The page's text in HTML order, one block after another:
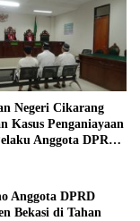
Negeri Cikarang
Kasus Penganiayaan
Anggota DPRD
Anggota DPRD
Bekasi di Tahan